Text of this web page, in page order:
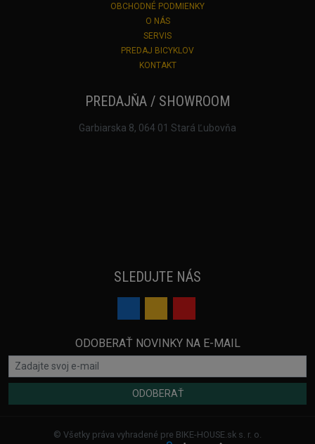
OBCHODNÉ PODMIENKY
O NÁS
SERVIS
PREDAJ BICYKLOV
KONTAKT
PREDAJŇA / SHOWROOM
Garbiarska 8, 064 01 Stará Ľubovňa
SLEDUJTE NÁS
ODOBERAŤ NOVINKY NA E-MAIL
ODOBERAŤ
© Všetky práva vyhradené pre BIKE-HOUSE.sk s. r. o.